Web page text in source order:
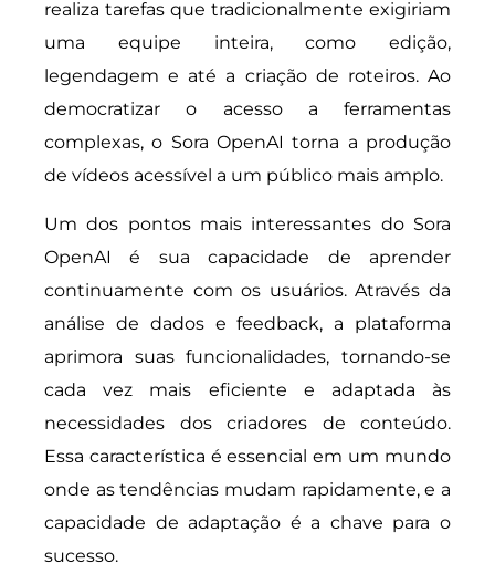
realiza tarefas que tradicionalmente exigiriam
uma equipe inteira, como edição,
legendagem e até a criação de roteiros. Ao
democratizar o acesso a ferramentas
complexas, o Sora OpenAI torna a produção
de vídeos acessível a um público mais amplo.
Um dos pontos mais interessantes do Sora
OpenAI é sua capacidade de aprender
continuamente com os usuários. Através da
análise de dados e feedback, a plataforma
aprimora suas funcionalidades, tornando-se
cada vez mais eficiente e adaptada às
necessidades dos criadores de conteúdo.
Essa característica é essencial em um mundo
onde as tendências mudam rapidamente, e a
capacidade de adaptação é a chave para o
sucesso.